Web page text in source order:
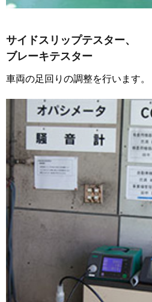
サイドスリップテスター、
ブレーキテスター
車両の足回りの調整を行います。